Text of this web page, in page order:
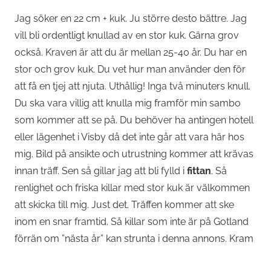
Jag söker en 22 cm + kuk. Ju större desto bättre. Jag
vill bli ordentligt knullad av en stor kuk. Gärna grov
också. Kraven är att du är mellan 25-40 år. Du har en
stor och grov kuk. Du vet hur man använder den för
att få en tjej att njuta. Uthållig! Inga två minuters knull.
Du ska vara villig att knulla mig framför min sambo
som kommer att se på. Du behöver ha antingen hotell
eller lägenhet i Visby då det inte går att vara här hos
mig. Bild på ansikte och utrustning kommer att krävas
innan träff. Sen så gillar jag att bli fylld i fittan. Så
renlighet och friska killar med stor kuk är välkommen
att skicka till mig. Just det. Träffen kommer att ske
inom en snar framtid. Så killar som inte är på Gotland
förrän om ”nästa år” kan strunta i denna annons. Kram